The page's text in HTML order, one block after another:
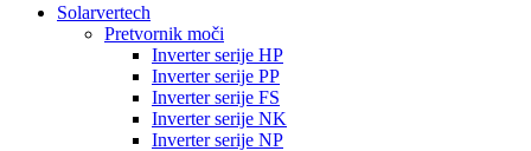
Solarvertech
Pretvornik moči
Inverter serije HP
Inverter serije PP
Inverter serije FS
Inverter serije NK
Inverter serije NP